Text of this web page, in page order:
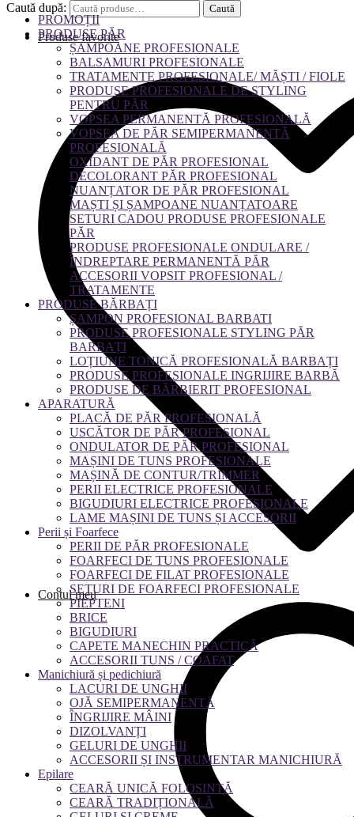
Caută după: Caută
Produse favorite
Contul meu
PROMOȚII
PRODUSE PĂR
ȘAMPOANE PROFESIONALE
BALSAMURI PROFESIONALE
TRATAMENTE PROFESIONALE/ MĂȘTI / FIOLE
PRODUSE PROFESIONALE DE STYLING
PENTRU PĂR
VOPSEA PERMANENTĂ PROFESIONALĂ
VOPSEA DE PĂR SEMIPERMANENTĂ
PROFESIONALĂ
OXIDANT DE PĂR PROFESIONAL
DECOLORANT PĂR PROFESIONAL
NUANȚATOR DE PĂR PROFESIONAL
MAȘTI ȘI ȘAMPOANE NUANȚATOARE
SETURI CADOU PRODUSE PROFESIONALE
PĂR
PRODUSE PROFESIONALE ONDULARE /
ÎNDREPTARE PERMANENTĂ PĂR
ACCESORII VOPSIT PROFESIONAL /
TRATAMENTE
PRODUSE BĂRBAȚI
ȘAMPON PROFESIONAL BARBATI
PRODUSE PROFESIONALE STYLING PĂR
BARBAȚI
LOȚIUNE TONICĂ PROFESIONALĂ BARBAȚI
PRODUSE PROFESIONALE INGRIJIRE BARBĂ
PRODUSE DE BĂRBIERIT PROFESIONAL
APARATURĂ
PLACĂ DE PĂR PROFESIONALĂ
USCĂTOR DE PĂR PROFESIONAL
ONDULATOR DE PĂR PROFESIONAL
MAȘINI DE TUNS PROFESIONALE
MAȘINĂ DE CONTUR/TRIMMER
PERII ELECTRICE PROFESIONALE
BIGUDIURI ELECTRICE PROFESIONALE
LAME MAȘINI DE TUNS ȘI ACCESORII
Perii și Foarfece
PERII DE PĂR PROFESIONALE
FOARFECI DE TUNS PROFESIONALE
FOARFECI DE FILAT PROFESIONALE
SETURI DE FOARFECI PROFESIONALE
PIEPTENI
BRICE
BIGUDIURI
CAPETE MANECHIN PRACTICĂ
ACCESORII TUNS / COAFAT
Manichiură și pedichiură
LACURI DE UNGHII
OJĂ SEMIPERMANENTĂ
ÎNGRIJIRE MÂINI
DIZOLVANȚI
GELURI DE UNGHII
ACCESORII ȘI INSTRUMENTAR MANICHIURĂ
Epilare
CEARĂ UNICĂ FOLOSINTĂ
CEARĂ TRADIȚIONALĂ